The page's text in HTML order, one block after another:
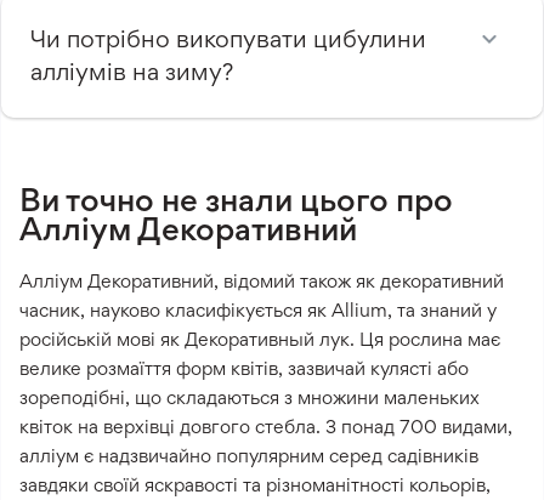
Чи потрібно викопувати цибулини
алліумів на зиму?
Ви точно не знали цього про
Алліум Декоративний
Алліум Декоративний, відомий також як декоративний
часник, науково класифікується як Allium, та знаний у
російській мові як Декоративный лук. Ця рослина має
велике розмаїття форм квітів, зазвичай кулясті або
зореподібні, що складаються з множини маленьких
квіток на верхівці довгого стебла. З понад 700 видами,
алліум є надзвичайно популярним серед садівників
завдяки своїй яскравості та різноманітності кольорів,